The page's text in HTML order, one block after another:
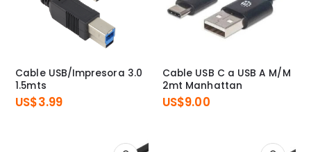
Cable USB/Impresora 3.0
1.5mts
US$3.99
Cable USB C a USB A M/M
2mt Manhattan
US$9.00